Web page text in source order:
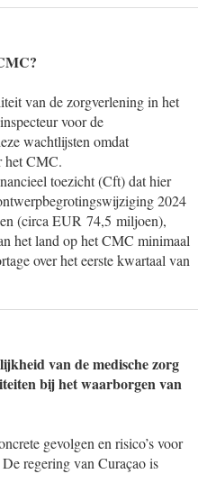
van de zorgverlening in het
voor de
wachtlijsten omdat
het CMC.
toezicht (Cft) dat hier
2024
(circa EUR 74,5 miljoen),
het land op het CMC minimaal
over het eerste kwartaal van
van de medische zorg
bij het waarborgen van
gevolgen en risico’s voor
regering van Curaçao is